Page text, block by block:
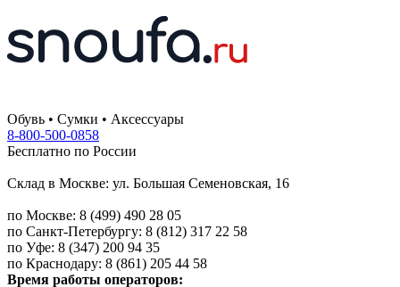
Обувь • Сумки • Аксессуары
8-800-500-0858
Бесплатно по России
Склад в Москве: ул. Большая Семеновская, 16
по Москве: 8 (499) 490 28 05
по Санкт-Петербургу: 8 (812) 317 22 58
по Уфе: 8 (347) 200 94 35
по Краснодару: 8 (861) 205 44 58
Время работы операторов: